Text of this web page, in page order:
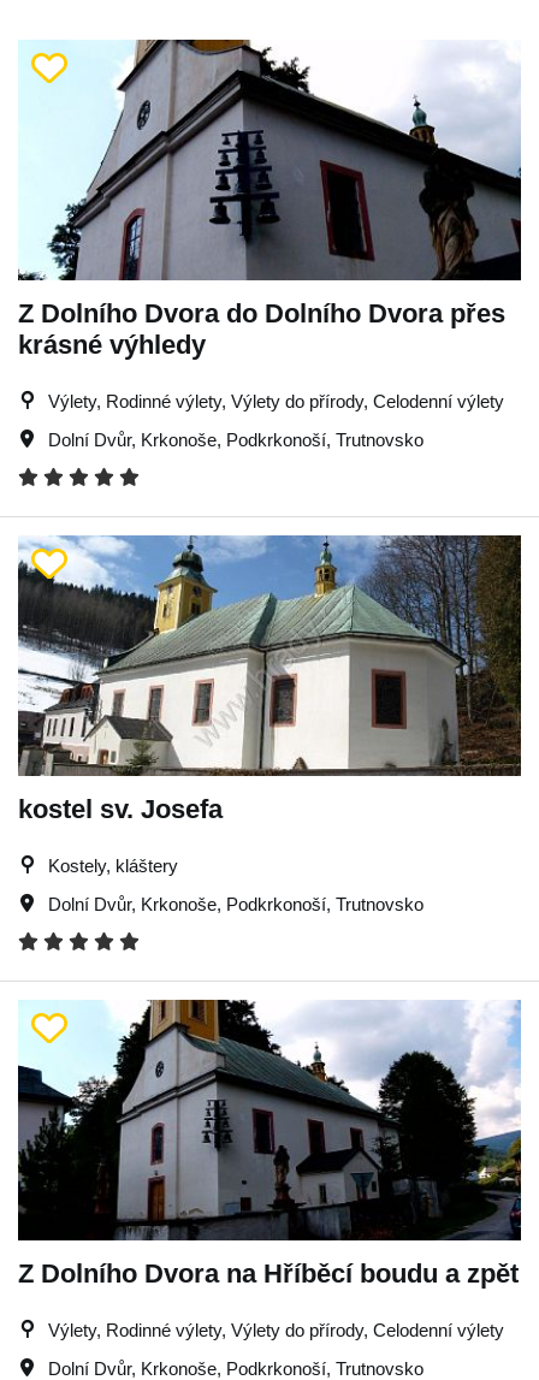
Z Dolního Dvora do Dolního Dvora přes
krásné výhledy
Výlety, Rodinné výlety, Výlety do přírody, Celodenní výlety
Dolní Dvůr, Krkonoše, Podkrkonoší, Trutnovsko
kostel sv. Josefa
Kostely, kláštery
Dolní Dvůr, Krkonoše, Podkrkonoší, Trutnovsko
Z Dolního Dvora na Hříběcí boudu a zpět
Výlety, Rodinné výlety, Výlety do přírody, Celodenní výlety
Dolní Dvůr, Krkonoše, Podkrkonoší, Trutnovsko